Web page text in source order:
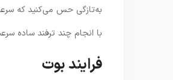
به‌تازگی حس می‌کنید که
با انجام چند ترفند ساده
فرایند بوت